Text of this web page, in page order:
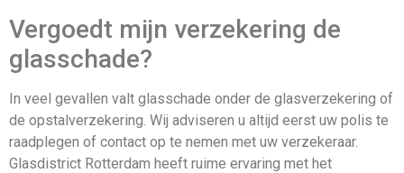
Vergoedt mijn verzekering de
glasschade?
In veel gevallen valt glasschade onder de glasverzekering of
de opstalverzekering. Wij adviseren u altijd eerst uw polis te
raadplegen of contact op te nemen met uw verzekeraar.
Glasdistrict Rotterdam heeft ruime ervaring met het